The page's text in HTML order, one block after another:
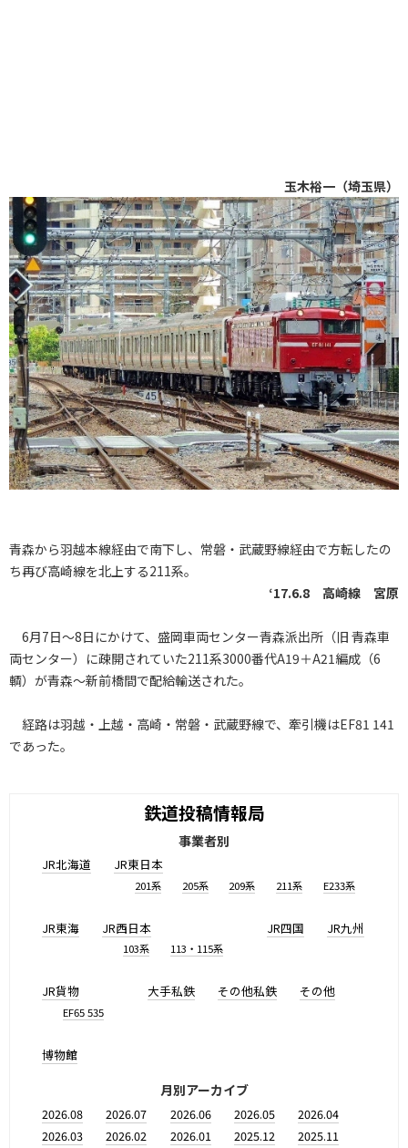
玉木裕一（埼玉県）
青森から羽越本線経由で南下し、常磐・武蔵野線経由で方転したの
ち再び高崎線を北上する211系。
‘17.6.8 高崎線 宮原
6月7日～8日にかけて、盛岡車両センター青森派出所（旧 青森車
両センター）に疎開されていた211系3000番代A19＋A21編成（6
輌）が青森～新前橋間で配給輸送された。
経路は羽越・上越・高崎・常磐・武蔵野線で、牽引機はEF81 141
であった。
鉄道投稿情報局
事業者別
JR北海道 JR東日本
201系 205系 209系 211系 E233系
JR東海 JR西日本
103系 113・115系
JR四国 JR九州
JR貨物
EF65 535
大手私鉄 その他私鉄 その他
博物館
月別アーカイブ
2026.08 2026.07 2026.06 2026.05
2026.04
2026.03
2026.02 2026.01 2025.12
2025.11